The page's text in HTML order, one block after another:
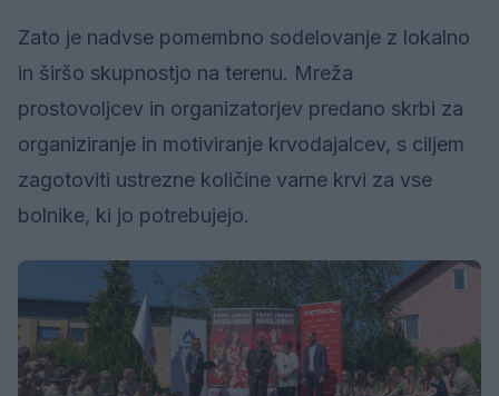
Zato je nadvse pomembno sodelovanje z lokalno
in širšo skupnostjo na terenu. Mreža
prostovoljcev in organizatorjev predano skrbi za
organiziranje in motiviranje krvodajalcev, s ciljem
zagotoviti ustrezne količine varne krvi za vse
bolnike, ki jo potrebujejo.